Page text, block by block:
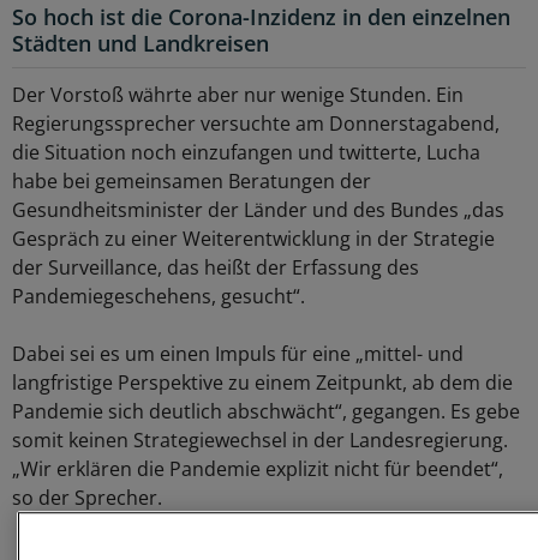
So hoch ist die Corona-Inzidenz in den einzelnen
Städten und Landkreisen
Der Vorstoß währte aber nur wenige Stunden. Ein
Regierungssprecher versuchte am Donnerstagabend,
die Situation noch einzufangen und twitterte, Lucha
habe bei gemeinsamen Beratungen der
Gesundheitsminister der Länder und des Bundes „das
Gespräch zu einer Weiterentwicklung in der Strategie
der Surveillance, das heißt der Erfassung des
Pandemiegeschehens, gesucht“.
Dabei sei es um einen Impuls für eine „mittel- und
langfristige Perspektive zu einem Zeitpunkt, ab dem die
Pandemie sich deutlich abschwächt“, gegangen. Es gebe
somit keinen Strategiewechsel in der Landesregierung.
„Wir erklären die Pandemie explizit nicht für beendet“,
so der Sprecher.